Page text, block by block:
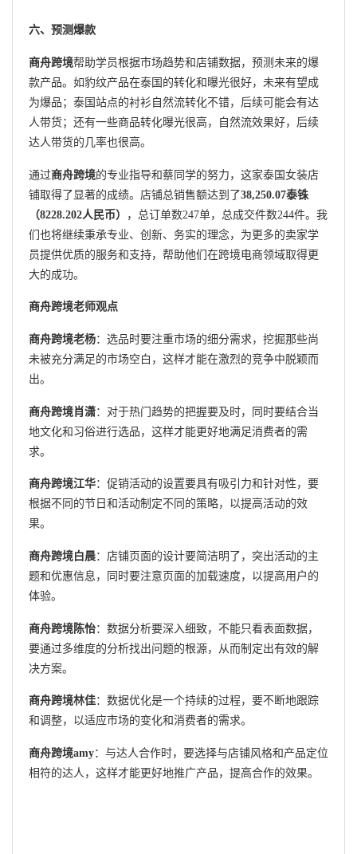
六、预测爆款
商舟跨境帮助学员根据市场趋势和店铺数据，预测未来的爆
款产品。如豹纹产品在泰国的转化和曝光很好，未来有望成
为爆品；泰国站点的衬衫自然流转化不错，后续可能会有达
人带货；还有一些商品转化曝光很高，自然流效果好，后续
达人带货的几率也很高。
通过商舟跨境的专业指导和蔡同学的努力，这家泰国女装店
铺取得了显著的成绩。店铺总销售额达到了38,250.07泰铢
（8228.202人民币）
，总订单数247单，总成交件数244件。我
们也将继续秉承专业、创新、务实的理念，为更多的卖家学
员提供优质的服务和支持，帮助他们在跨境电商领域取得更
大的成功。
商舟跨境老师观点
商舟跨境老杨：选品时要注重市场的细分需求，挖掘那些尚
未被充分满足的市场空白，这样才能在激烈的竞争中脱颖而
出。
商舟跨境肖潇：对于热门趋势的把握要及时，同时要结合当
地文化和习俗进行选品，这样才能更好地满足消费者的需
求。
商舟跨境江华：促销活动的设置要具有吸引力和针对性，要
根据不同的节日和活动制定不同的策略，以提高活动的效
果。
商舟跨境白晨：店铺页面的设计要简洁明了，突出活动的主
题和优惠信息，同时要注意页面的加载速度，以提高用户的
体验。
商舟跨境陈怡：数据分析要深入细致，不能只看表面数据，
要通过多维度的分析找出问题的根源，从而制定出有效的解
决方案。
商舟跨境林佳：数据优化是一个持续的过程，要不断地跟踪
和调整，以适应市场的变化和消费者的需求。
商舟跨境amy：与达人合作时，要选择与店铺风格和产品定位
相符的达人，这样才能更好地推广产品，提高合作的效果。